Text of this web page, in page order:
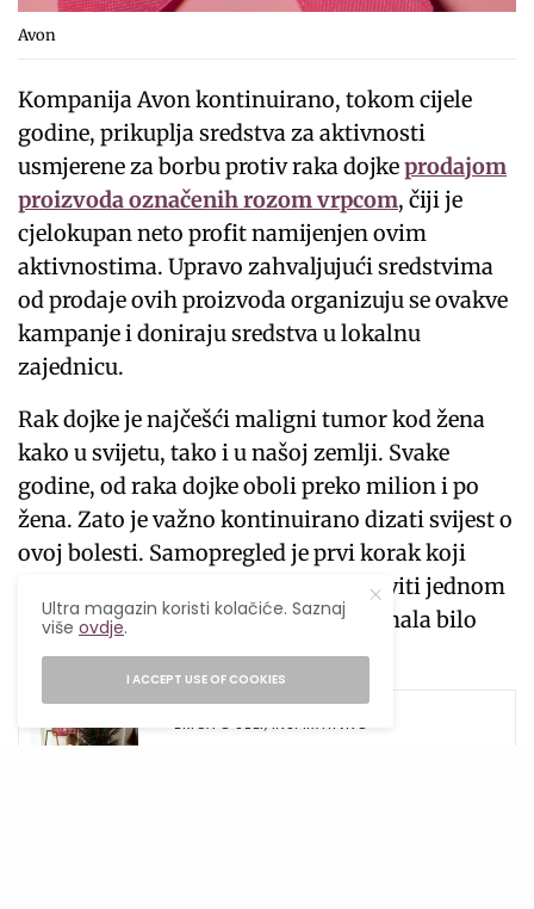
Avon
Kompanija Avon kontinuirano, tokom cijele
godine, prikuplja sredstva za aktivnosti
usmjerene za borbu protiv raka dojkeprodajom
proizvoda označenih rozom vrpcom, čiji je
cjelokupan neto profit namijenjen ovim
aktivnostima. Upravo zahvaljujući sredstvima
od prodaje ovih proizvoda organizuju se ovakve
kampanje i doniraju sredstva u lokalnu
zajednicu.
Rak dojke je najčešći maligni tumor kod žena
kako u svijetu, tako i u našoj zemlji. Svake
godine, od raka dojke oboli preko milion i po
žena. Zato je važno kontinuirano dizati svijest o
ovoj bolesti. Samopregled je prvi korak koji
svaka žena može samostalno napraviti jednom
mjesečno kako bi na vrijeme prepoznala bilo
kakve promjene na svojim dojkama.
BRIGA O SEBI, INSPIRATIVNO
Ultra magazin koristi kolačiće. Saznaj
višeovdje.
I ACCEPT USE OF COOKIES